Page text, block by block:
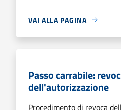
VAI ALLA PAGINA
Passo carrabile:
dell'autorizzazione
Procedimento di revoca